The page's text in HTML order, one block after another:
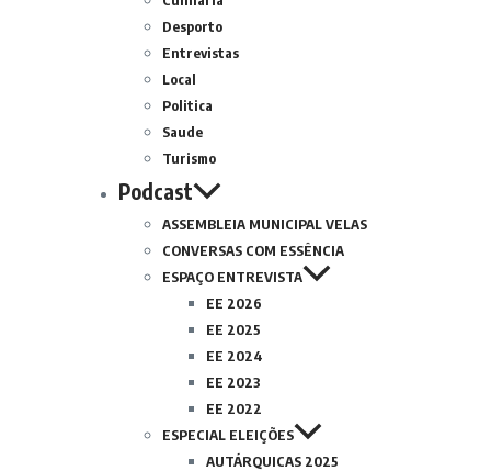
Desporto
Entrevistas
Local
Politica
Saude
Turismo
Podcast
ASSEMBLEIA MUNICIPAL VELAS
CONVERSAS COM ESSÊNCIA
ESPAÇO ENTREVISTA
EE 2026
EE 2025
EE 2024
EE 2023
EE 2022
ESPECIAL ELEIÇÕES
AUTÁRQUICAS 2025